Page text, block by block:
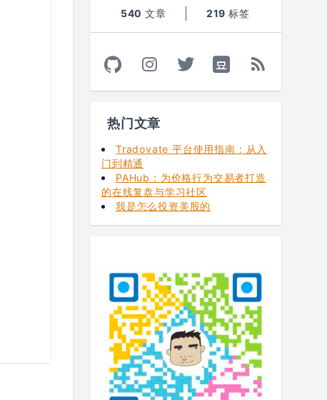
540文章 219标签
热门文章
Tradovate 平台使用指南：从入
门到精通
PAHub：为价格行为交易者打造
的在线复盘与学习社区
我是怎么投资美股的